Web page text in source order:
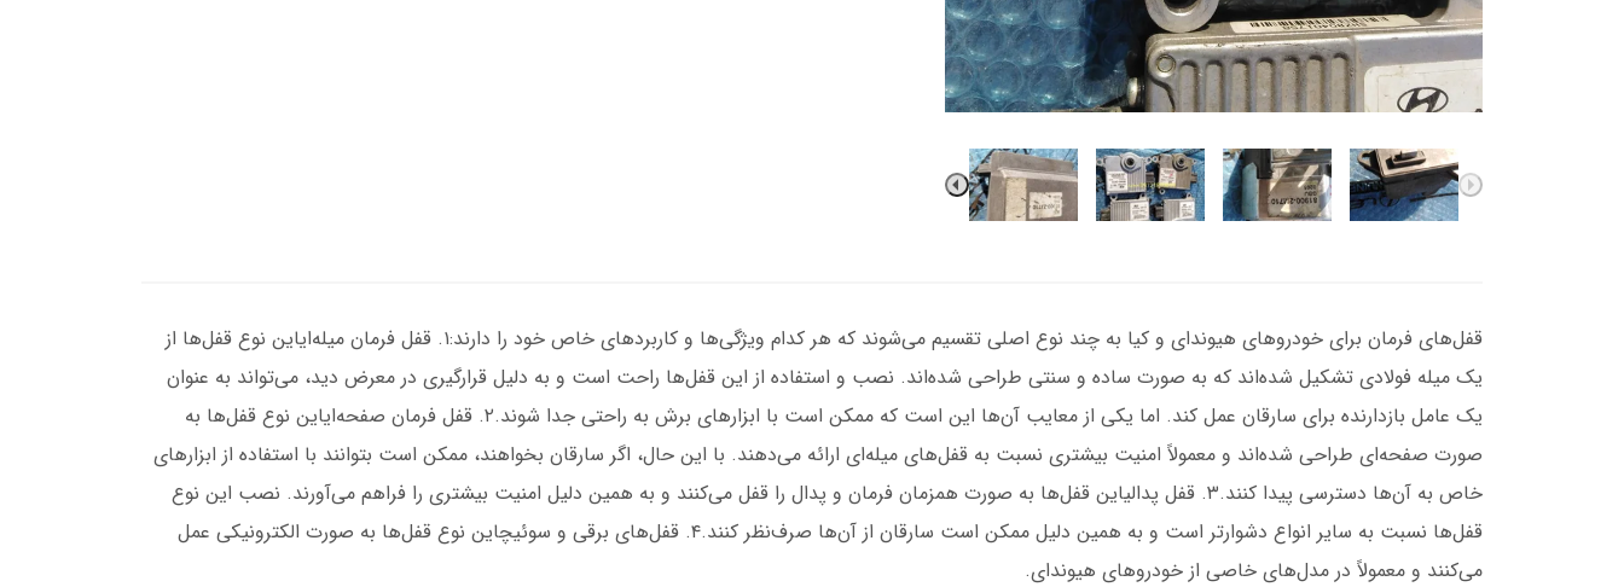
قفل‌های فرمان برای خودروهای هیوندای و کیا به چند نوع اصلی تقسیم می‌شوند که هر کدام ویژگی‌ها و کاربردهای خاص خود را دارند:۱. قفل فرمان میله‌ایاین نوع قفل‌ها از
یک میله فولادی تشکیل شده‌اند که به صورت ساده و سنتی طراحی شده‌اند. نصب و استفاده از این قفل‌ها راحت است و به دلیل قرارگیری در معرض دید، می‌تواند به عنوان
یک عامل بازدارنده برای سارقان عمل کند. اما یکی از معایب آن‌ها این است که ممکن است با ابزارهای برش به راحتی جدا شوند.۲. قفل فرمان صفحه‌ایاین نوع قفل‌ها به
صورت صفحه‌ای طراحی شده‌اند و معمولاً امنیت بیشتری نسبت به قفل‌های میله‌ای ارائه می‌دهند. با این حال، اگر سارقان بخواهند، ممکن است بتوانند با استفاده از ابزارهای
خاص به آن‌ها دسترسی پیدا کنند.۳. قفل پدالیاین قفل‌ها به صورت همزمان فرمان و پدال را قفل می‌کنند و به همین دلیل امنیت بیشتری را فراهم می‌آورند. نصب این نوع
قفل‌ها نسبت به سایر انواع دشوارتر است و به همین دلیل ممکن است سارقان از آن‌ها صرف‌نظر کنند.۴. قفل‌های برقی و سوئیچاین نوع قفل‌ها به صورت الکترونیکی عمل
می‌کنند و معمولاً در مدل‌های خاصی از خودروهای هیوندای.